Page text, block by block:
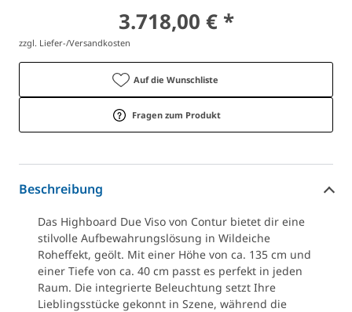
3.718,00 € *
zzgl. Liefer-/Versandkosten
Auf die Wunschliste
Fragen zum Produkt
Beschreibung
Das Highboard Due Viso von Contur bietet dir eine
stilvolle Aufbewahrungslösung in Wildeiche
Roheffekt, geölt. Mit einer Höhe von ca. 135 cm und
einer Tiefe von ca. 40 cm passt es perfekt in jeden
Raum. Die integrierte Beleuchtung setzt Ihre
Lieblingsstücke gekonnt in Szene, während die